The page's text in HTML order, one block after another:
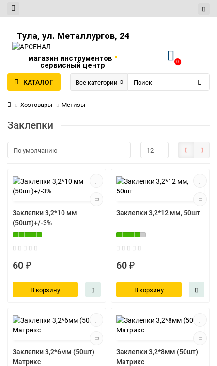
Тула, ул. Металлургов, 24
магазин инструментов •
сервисный центр 0
КАТАЛОГ Все категории
Хозтовары Метизы
Заклепки
Заклепки 3,2*10 мм
(50шт)+/-3%
60 ₽
В корзину
Заклепки 3,2*12 мм, 50шт
60 ₽
В корзину
Заклепки 3,2*6мм (50шт)
Матрикс
Заклепки 3,2*8мм (50шт)
Матрикс